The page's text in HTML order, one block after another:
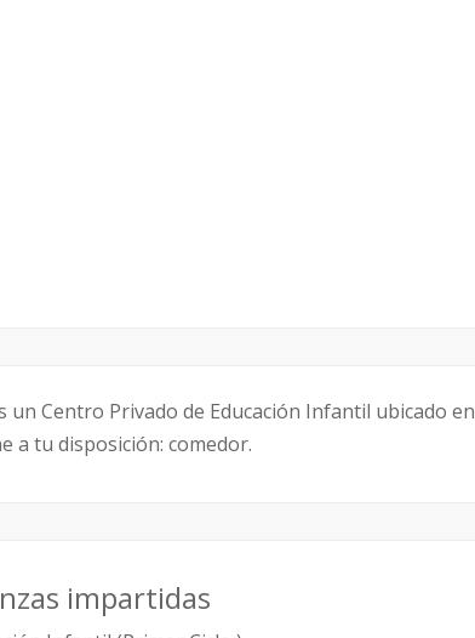
un Centro Privado de Educación Infantil ubicado
a tu disposición: comedor.
impartidas